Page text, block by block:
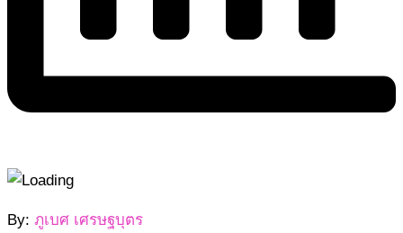
2562-
By: ภูเบศ เศรษฐบุตร